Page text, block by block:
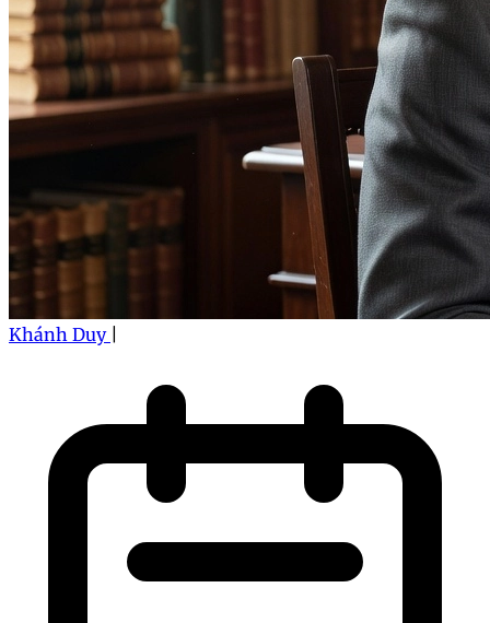
Khánh Duy